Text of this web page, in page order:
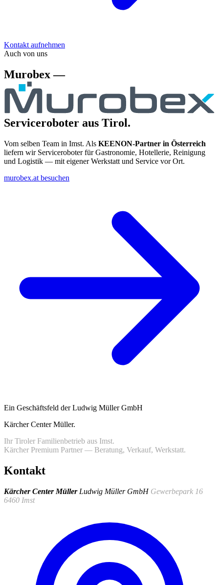
Kontakt aufnehmen
Auch von uns
Murobex —
Serviceroboter aus Tirol.
Vom selben Team in Imst. Als KEENON-Partner in Österreich
liefern wir Serviceroboter für Gastronomie, Hotellerie, Reinigung
und Logistik — mit eigener Werkstatt und Service vor Ort.
murobex.at besuchen
Ein Geschäftsfeld der Ludwig Müller GmbH
Kärcher Center Müller.
Ihr Tiroler Familienbetrieb aus Imst.
Kärcher Premium Partner — Beratung, Verkauf, Werkstatt.
Kontakt
Kärcher Center Müller Ludwig Müller GmbH Gewerbepark 16
6460 Imst